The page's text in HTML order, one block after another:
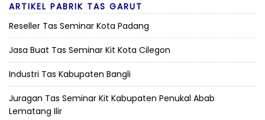
ARTIKEL PABRIK TAS GARUT
Reseller Tas Seminar Kota Padang
Jasa Buat Tas Seminar Kit Kota Cilegon
Industri Tas Kabupaten Bangli
Juragan Tas Seminar Kit Kabupaten Penukal Abab
Lematang Ilir